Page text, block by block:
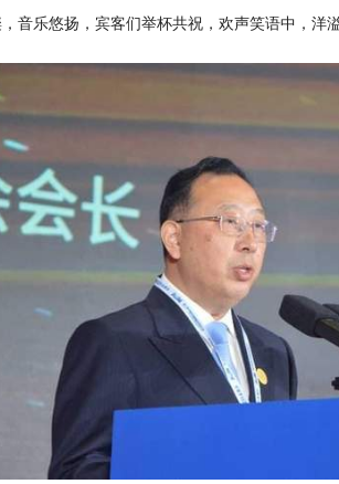
音乐悠扬，宾客们举杯共祝，欢声笑语中，洋